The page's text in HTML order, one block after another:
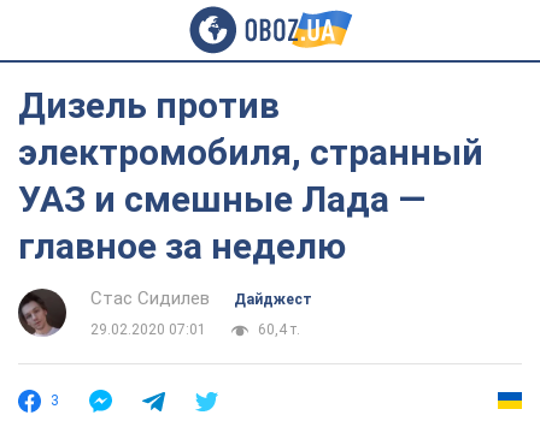
Дизель против
электромобиля, странный
УАЗ и смешные Лада —
главное за неделю
Стас Сидилев
Дайджест
29.02.2020 07:01
60,4 т.
3